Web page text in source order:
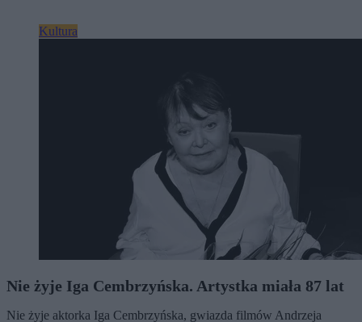
Kultura
Nie żyje Iga Cembrzyńska. Artystka miała 87 lat
Nie żyje aktorka Iga Cembrzyńska, gwiazda filmów Andrzeja